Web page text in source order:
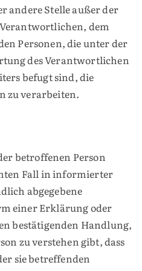
andere Stelle außer der
dem
Personen, die unter der
des Verantwortlichen
befugt sind, die
zu verarbeiten.
betroffenen Person
Fall in informierter
abgegebene
einer Erklärung oder
bestätigenden Handlung,
zu verstehen gibt, dass
sie betreffenden